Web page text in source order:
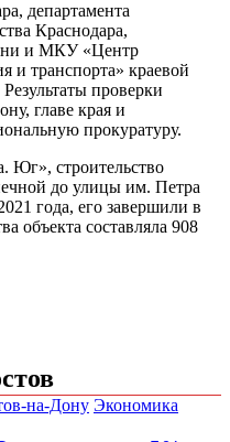
департамента
Краснодара,
и МКУ «Центр
и транспорта» краевой
проверки
главе края и
прокуратуру.
Юг», строительство
до улицы им. Петра
года, его завершили в
объекта составляла 908
на-Дону Экономика